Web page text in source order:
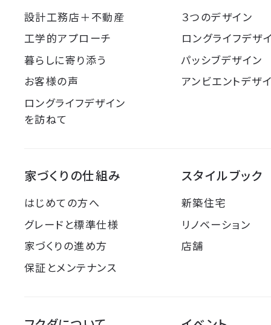
設計工務店＋不動産
工学的アプローチ
暮らしに寄り添う
お客様の声
ロングライフデザイン
を訪ねて
３つのデザイン
ロングライフデザ
パッシブデザイン
アンビエントデザ
家づくりの仕組み
はじめての方へ
グレードと標準仕様
家づくりの進め方
保証とメンテナンス
スタイルブック
新築住宅
リノベーション
店舗